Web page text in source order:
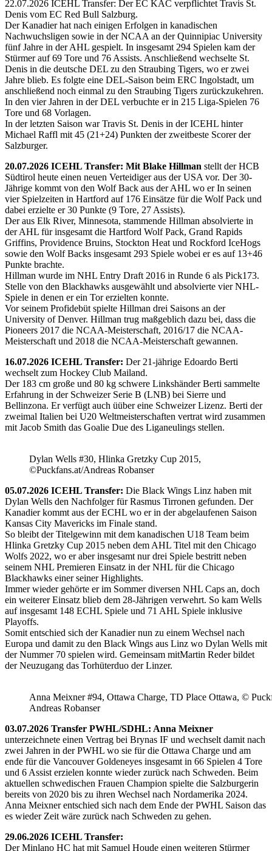
22.07.2026 ICEHL Transfer: Der EC KAC verpflichtet Travis St.
Denis vom EC Red Bull Salzburg.
Der Kanadier hat nach einigen Erfolgen in kanadischen
Nachwuchsligen sowie in der NCAA an der Quinnipiac University
fünf Jahre in der AHL gespielt. In insgesamt 294 Spielen kam der
Stürmer auf 69 Tore und 76 Assists. Anschließend wechselte St.
Denis in die deutsche DEL zu den Straubing Tigers, wo er zwei
Jahre blieb. Es folgte eine DEL-Saison beim ERC Ingolstadt, um
anschließend noch einmal zu den Straubing Tigers zurückzukehren.
In den vier Jahren in der DEL verbuchte er in 215 Liga-Spielen 76
Tore und 68 Vorlagen.
In der letzten Saison war Travis St. Denis in der ICEHL hinter
Michael Raffl mit 45 (21+24) Punkten der zweitbeste Scorer der
Salzburger.
20.07.2026 ICEHL Transfer: Mit Blake Hillman stellt der HCB
Südtirol heute einen neuen Verteidiger aus der USA vor. Der 30-
Jährige kommt von den Wolf Back aus der AHL wo er In seinen
vier Spielzeiten in Hartford auf 176 Einsätze für die Wolf Pack und
dabei erzielte er 30 Punkte (9 Tore, 27 Assists).
Der aus Elk River, Minnesota, stammende Hillman absolvierte in
der AHL für insgesamt die Hartford Wolf Pack, Grand Rapids
Griffins, Providence Bruins, Stockton Heat und Rockford IceHogs
sowie den Wolf Backs insgesamt 293 Spiele wobei er es auf 13+46
Punkte brachte.
Hillman wurde im NHL Entry Draft 2016 in Runde 6 als Pick173.
Stelle von den Blackhawks ausgewählt und absolvierte vier NHL-
Spiele in denen er ein Tor erzielten konnte.
Vor seinem Profidebüt spielte Hillman drei Saisons an der
University of Denver. Hillman trug maßgeblich dazu bei, dass die
Pioneers 2017 die NCAA-Meisterschaft, 2016/17 die NCAA-
Meisterschaft und 2018 die NCAA-Meisterschaft gewannen.
16.07.2026 ICEHL Transfer: Der 21-jährige Edoardo Berti
wechselt zum Hockey Club Mailand.
Der 183 cm große und 80 kg schwere Linkshänder Berti sammelte
Erfahrung in der Schweizer Serie B (LNB) bei Sierre und
Bellinzona. Er verfügt auch üüber eine Schweizer Lizenz. Berti der
zweimal Italien bei U20 Weltmeisterschaften vertrat wird zusammen
mit Jacob Smith das Goalie Due des Liganeulings stellen.
Dylan Wells #30, Hlinka Gretzky Cup 2015,
©Puckfans.at/Andreas Robanser
05.07.2026 ICEHL Transfer: Die Black Wings Linz haben mit
Dylan Wells den Nachfolger für Rasmus Tirronen gefunden. Der
Kanadier kommt aus der ECHL wo er in der abgelaufenen Saison
Kansas City Mavericks im Finale stand.
So bleibt der Titelgewinn mit dem kanadischen U18 Team beim
Hlinka Gretzky Cup 2015 neben dem AHL Titel mit den Chicago
Wolfs 2022, wo er aber insgesamt nur drei Spiele bestritt neben
seinem NHL Premieren Einsatz in der NHL für die Chicago
Blackhawks einer seiner Highlights.
Immer wieder gehörte er im Sommer diversen NHL Caps an, doch
ein weiterer Einsatz blieb dem 28-Jährigen verwehrt. So kam Wells
auf insgesamt 148 ECHL Spiele und 71 AHL Spiele inklusive
Playoffs.
Somit entschied sich der Kanadier nun zu einem Wechsel nach
Europa und damit zu den Black Wings aus Linz wo Dylan Wells mit
der Nummer 70 spielen wird. Gemeinsam mitMartin Reder bildet
der Neuzugang das Torhüterduo der Linzer.
Anna Meixner #94, Ottawa Charge, TD Place Ottawa, ©
Andreas Robanser
03.07.2026 Transfer PWHL/SDHL: Anna Meixner
unterzeichnete einen Vertrag bei Brynas IF und wechselt damit nach
zwei Jahren in der PWHL wo sie für die Ottawa Charge und am
ende für die Vancouver Goldeneyes insgesamt in 66 Spielen 4 Tore
und 6 Assist erzielen konnte wieder zurück nach Schweden. Beim
aktuellen schwedischen Frauen Champion spielte die Salzburgerin
bereits von 2020 bis zu ihren Wechsel nach Nordamerika 2024.
Anna Meixner entschied sich nach dem Ende der PWHL Saison das
es wieder Zeit wäre zurück nach Schweden zu gehen.
29.06.2026 ICEHL Transfer:
Der Minlano HC hat mit Samuel Houde einen weiteren Stürmer